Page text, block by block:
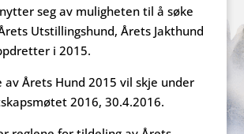
seg av muligheten til å søke
Utstillingshund, Årets Jakthund
i 2015.
av Årets Hund 2015 vil skje under
2016, 30.4.2016.